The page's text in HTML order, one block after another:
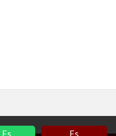
Es Es